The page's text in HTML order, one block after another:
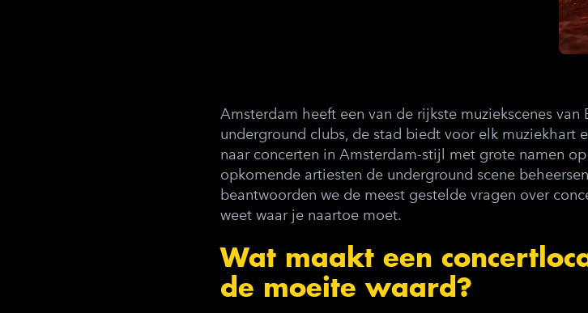
Amsterdam heeft een van de rijkste muziekscenes
underground clubs, de stad biedt voor elk muziekhart
naar concerten in Amsterdam-stijl met grote namen
opkomende artiesten de underground scene
beantwoorden we de meest gestelde vragen over
weet waar je naartoe moet.
Wat maakt een
de moeite waard?